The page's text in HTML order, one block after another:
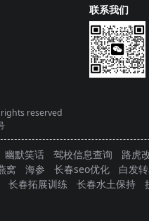
联系我们
reserved
幽默笑话 驾校信息查询 路虎
窝 海参 长春seo优化 白发
长春拓展训练 长春水土保持